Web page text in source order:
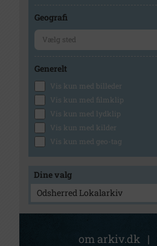
Geografi
Generelt
Vis kun med billeder
Vis kun med filmklip
Vis kun med lydklip
Vis kun med kilder
Vis kun med geo-tag
Dine valg
Odsherred Lokalarkiv
om arkiv.dk |